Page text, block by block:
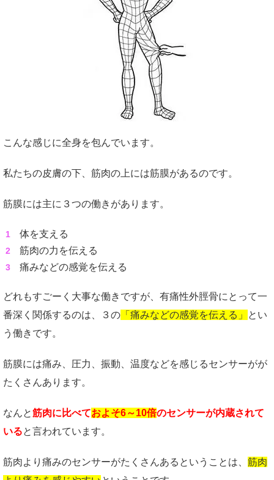
こんな感じに全身を包んでいます。
私たちの皮膚の下、筋肉の上には筋膜があるのです。
筋膜には主に３つの働きがあります。
体を支える
筋肉の力を伝える
痛みなどの感覚を伝える
どれもすごーく大事な働きですが、有痛性外脛骨にとって一
番深く関係するのは、３の 「痛みなどの感覚を伝える」
とい
う働きです。
筋膜には痛み、圧力、振動、温度などを感じるセンサーがが
たくさんあります。
なんと筋肉に比べておよそ6～10倍のセンサーが内蔵されて
いると言われています。
筋肉より痛みのセンサーがたくさんあるということは、 筋肉